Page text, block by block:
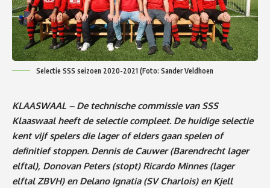
Selectie SSS seizoen 2020-2021 (Foto: Sander Veldhoen
KLAASWAAL – De technische commissie van SSS
Klaaswaal heeft de selectie compleet. De huidige selectie
kent vijf spelers die lager of elders gaan spelen of
definitief stoppen. Dennis de Cauwer (Barendrecht lager
elftal), Donovan Peters (stopt) Ricardo Minnes (lager
elftal ZBVH) en Delano Ignatia (SV Charlois) en Kjell